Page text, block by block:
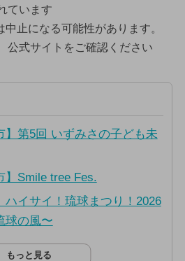
ています
止になる可能性があります。
公式サイトをご確認ください
】第5回 いずみさの子ども未
】Smile tree Fes.
ハイサイ！琉球まつり！2026
球の風〜
もっと見る